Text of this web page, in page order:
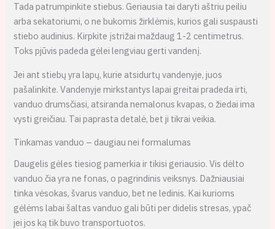
Tada patrumpinkite stiebus. Geriausia tai daryti aštriu peiliu
arba sekatoriumi, o ne bukomis žirklėmis, kurios gali suspausti
stiebo audinius. Kirpkite įstrižai maždaug 1-2 centimetrus.
Toks pjūvis padeda gėlei lengviau gerti vandenį.
Jei ant stiebų yra lapų, kurie atsidurtų vandenyje, juos
pašalinkite. Vandenyje mirkstantys lapai greitai pradeda irti,
vanduo drumsčiasi, atsiranda nemalonus kvapas, o žiedai ima
vysti greičiau. Tai paprasta detalė, bet ji tikrai veikia.
Tinkamas vanduo – daugiau nei formalumas
Daugelis gėles tiesiog pamerkia ir tikisi geriausio. Vis dėlto
vanduo čia yra ne fonas, o pagrindinis veiksnys. Dažniausiai
tinka vėsokas, švarus vanduo, bet ne ledinis. Kai kurioms
gėlėms labai šaltas vanduo gali būti per didelis stresas, ypač
jei jos ką tik buvo transportuotos.